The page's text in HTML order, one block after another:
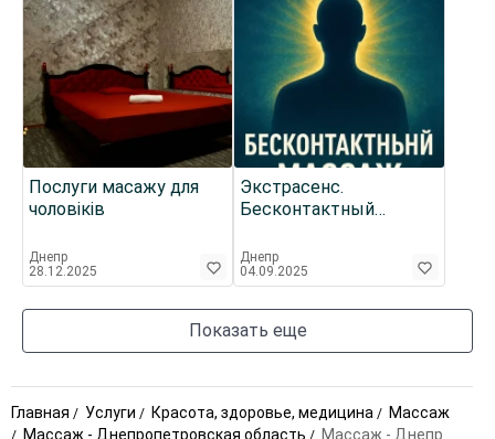
Послуги масажу для
чоловіків
Днепр
28.12.2025
Экстрасенс.
Бесконтактный
Помощь без таблеток
Днепр
04.09.2025
Показать еще
Главная Услуги Красота, здоровье, медицина
Массаж
Массаж - Днепропетровская область
Массаж - Днепр